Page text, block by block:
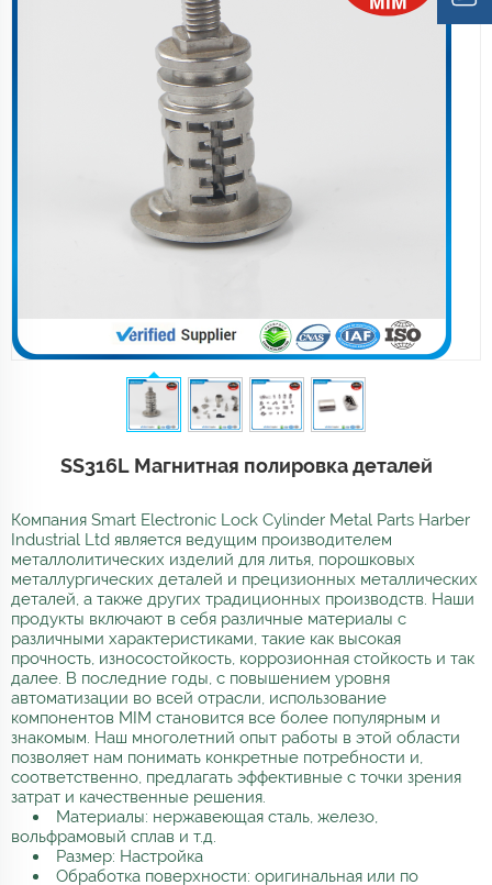
SS316L Магнитная полировка деталей
Компания Smart Electronic Lock Cylinder Metal Parts Harber
Industrial Ltd является ведущим производителем
металлолитических изделий для литья, порошковых
металлургических деталей и прецизионных металлических
деталей, а также других традиционных производств. Наши
продукты включают в себя различные материалы с
различными характеристиками, такие как высокая
прочность, износостойкость, коррозионная стойкость и так
далее. В последние годы, с повышением уровня
автоматизации во всей отрасли, использование
компонентов MIM становится все более популярным и
знакомым. Наш многолетний опыт работы в этой области
позволяет нам понимать конкретные потребности и,
соответственно, предлагать эффективные с точки зрения
затрат и качественные решения.
Материалы: нержавеющая сталь, железо,
вольфрамовый сплав и т.д.
Размер: Настройка
Обработка поверхности: оригинальная или по